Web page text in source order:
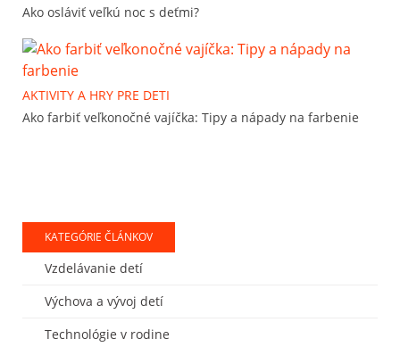
Ako osláviť veľkú noc s deťmi?
AKTIVITY A HRY PRE DETI
Ako farbiť veľkonočné vajíčka: Tipy a nápady na farbenie
KATEGÓRIE ČLÁNKOV
Vzdelávanie detí
Výchova a vývoj detí
Technológie v rodine